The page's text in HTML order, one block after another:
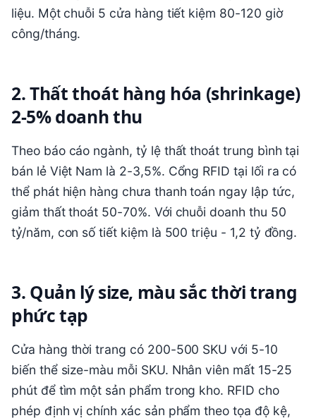
liệu. Một chuỗi 5 cửa hàng tiết kiệm 80-120 giờ
công/tháng.
2. Thất thoát hàng hóa (shrinkage)
2-5% doanh thu
Theo báo cáo ngành, tỷ lệ thất thoát trung bình tại
bán lẻ Việt Nam là 2-3,5%. Cổng RFID tại lối ra có
thể phát hiện hàng chưa thanh toán ngay lập tức,
giảm thất thoát 50-70%. Với chuỗi doanh thu 50
tỷ/năm, con số tiết kiệm là 500 triệu - 1,2 tỷ đồng.
3. Quản lý size, màu sắc thời trang
phức tạp
Cửa hàng thời trang có 200-500 SKU với 5-10
biến thể size-màu mỗi SKU. Nhân viên mất 15-25
phút để tìm một sản phẩm trong kho. RFID cho
phép định vị chính xác sản phẩm theo tọa độ kệ,